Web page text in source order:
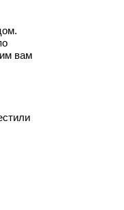
вам